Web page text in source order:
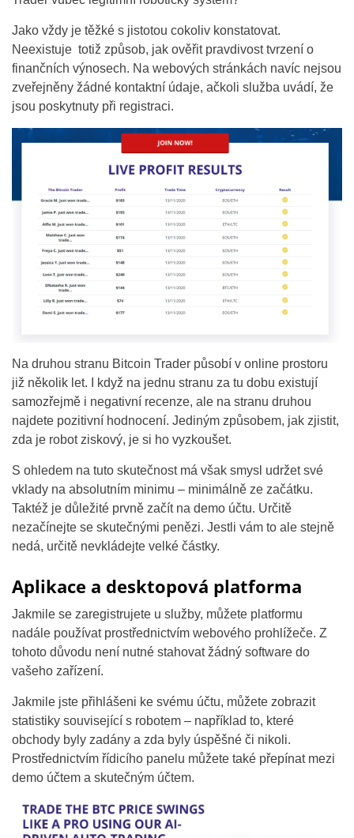
Jako vždy je těžké s jistotou cokoliv konstatovat.
Neexistuje totiž způsob, jak ověřit pravdivost tvrzení o
finančních výnosech. Na webových stránkách navíc nejsou
zveřejněny žádné kontaktní údaje, ačkoli služba uvádí, že
jsou poskytnuty při registraci.
Na druhou stranu Bitcoin Trader působí v online prostoru
již několik let. I když na jednu stranu za tu dobu existují
samozřejmě i negativní recenze, ale na stranu druhou
najdete pozitivní hodnocení. Jediným způsobem, jak zjistit,
zda je robot ziskový, je si ho vyzkoušet.
S ohledem na tuto skutečnost má však smysl udržet své
vklady na absolutním minimu – minimálně ze začátku.
Taktéž je důležité prvně začít na demo účtu. Určitě
nezačínejte se skutečnými penězi. Jestli vám to ale stejně
nedá, určitě nevkládejte velké částky.
Aplikace a desktopová platforma
Jakmile se zaregistrujete u služby, můžete platformu
nadále používat prostřednictvím webového prohlížeče. Z
tohoto důvodu není nutné stahovat žádný software do
vašeho zařízení.
Jakmile jste přihlášeni ke svému účtu, můžete zobrazit
statistiky související s robotem – například to, které
obchody byly zadány a zda byly úspěšné či nikoli.
Prostřednictvím řídicího panelu můžete také přepínat mezi
demo účtem a skutečným účtem.